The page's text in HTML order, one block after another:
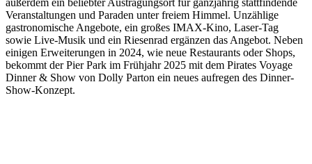
Veranstaltungen und Paraden unter freiem Himmel. Unzählige
gastronomische Angebote, ein großes IMAX-Kino, Laser-Tag
sowie Live-Musik und ein Riesenrad ergänzen das Angebot. Neben
einigen Erweiterungen in 2024, wie neue Restaurants oder Shops,
bekommt der Pier Park im Frühjahr 2025 mit dem Pirates Voyage
Dinner & Show von Dolly Parton ein neues aufregen des Dinner-
Show-Konzept.